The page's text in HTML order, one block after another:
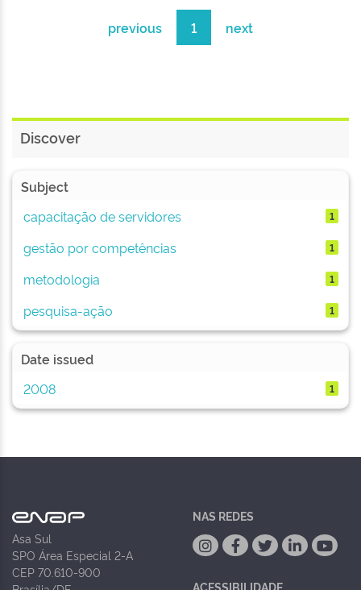
previous 1 next
Discover
Subject
capacitação de servidores
1
gestão por competências 1
metodologia 1
pesquisa-ação 1
Date issued
2008
1
Asa Sul
SPO Área Especial 2-A
CEP 70.610-900
NAS REDES
ACESSIBILIDADE